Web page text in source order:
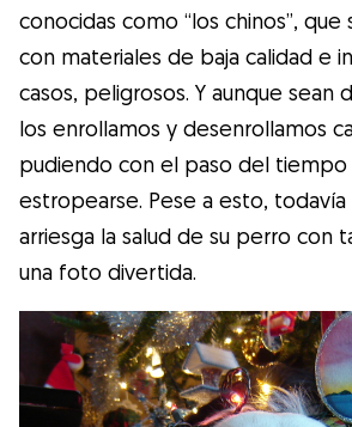
conocidas como “los chinos”, que
con materiales de baja calidad e
casos, peligrosos. Y aunque sean
los enrollamos y desenrollamos
pudiendo con el paso del tiempo
estropearse. Pese a esto,
arriesga la salud de su perro con
una foto divertida.